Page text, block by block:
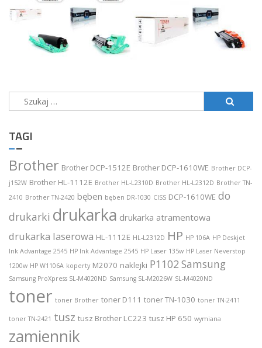
Szukaj:
TAGI
Brother Brother DCP-1512E Brother DCP-1610WE Brother DCP-
j152W Brother HL-1112E Brother HL-L2310D Brother HL-L2312D Brother TN-
2410 Brother TN-2420 bęben bęben DR-1030 CISS DCP-1610WE do
drukarki drukarka drukarka atramentowa
drukarka laserowa HL-1112E HL-L2312D HP HP 106A HP Deskjet
Ink Advantage 2545 HP Ink Advantage 2545 HP Laser 135w HP Laser Neverstop
1200w HP W1106A koperty M2070 naklejki P1102 Samsung
Samsung ProXpress SL-M4020ND Samsung SL-M2026W SL-M4020ND
toner toner Brother toner D111 toner TN-1030 toner TN-2411
toner TN-2421 tusz tusz Brother LC223 tusz HP 650 wymiana
zamiennik